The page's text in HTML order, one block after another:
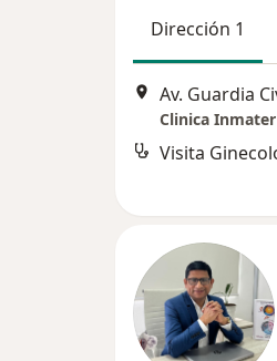
Dirección 1
Av. Guardia
Clinica Inmater